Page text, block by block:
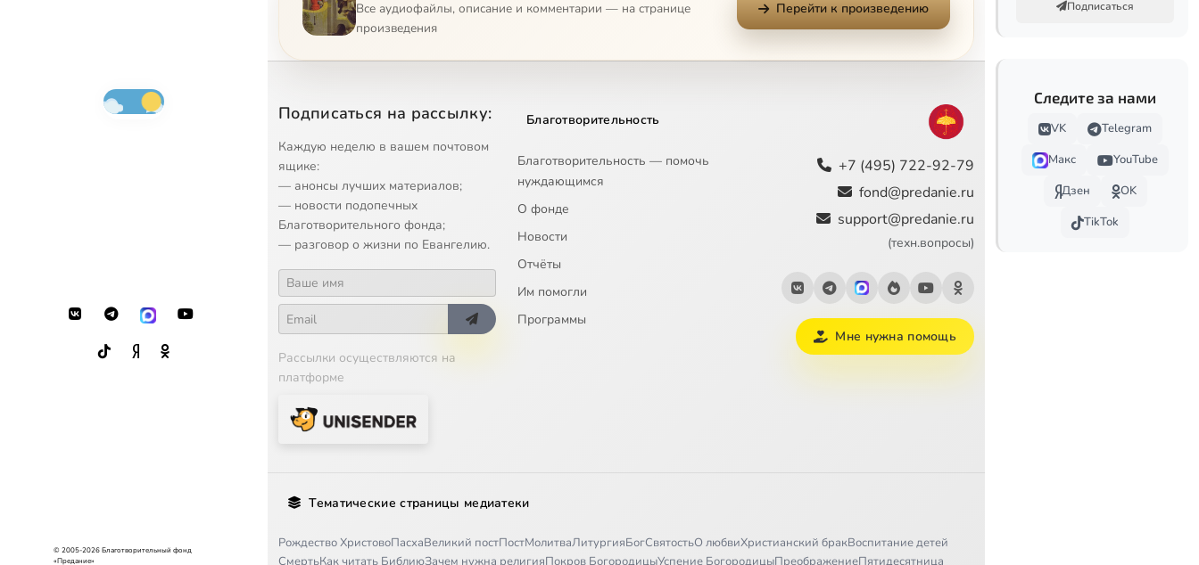
© 2005-2026 Благотворительный фонд
«Предание»
12 Sergei Rachmaninov. All-Night Vigil Op.37. Vespers: Praise The Lord, O My Soul 4:48 Сейчас
13 Sergei Rachmaninov. All-Night Vigil Op.37. Vespers: Blessed Is The Man 4:17
Sergei Rachmaninov. All-Night Vigil Op.37. Vespers: O Gentle Light 3:20
15 Sergei Rachmaninov. All-Night Vigil Op.37. Vespers: Lord, Now Lettest Thou 3:32
16 Sergei Rachmaninov. All-Night Vigil Op.37. Vespers: Rejoice, O Virgin 2:45
Все аудиофайлы, описание и комментарии — на странице
произведения
Перейти к произведению
Подписаться на рассылку:
Каждую неделю в вашем почтовом
ящике:
— анонсы лучших материалов;
— новости подопечных
Благотворительного фонда;
— разговор о жизни по Евангелию.
Рассылки осуществляются на
платформе
Благотворительность
Благотворительность — помочь
нуждающимся
О фонде
Новости
Отчёты
Им помогли
Программы
+7 (495) 722-92-79
fond@predanie.ru
support@predanie.ru
(техн.вопросы)
Мне нужна помощь
Тематические страницы медиатеки
Рождество ХристовоПасхаВеликий постПостМолитваЛитургияБогСвятостьО любвиХристианский бракВоспитание детей
СмертьКак читать БиблиюЗачем нужна религияПокров БогородицыУспение БогородицыПреображениеПятидесятница
Подписаться
Следите за нами
VK
Telegram
Макс
YouTube
Дзен
OK
TikTok